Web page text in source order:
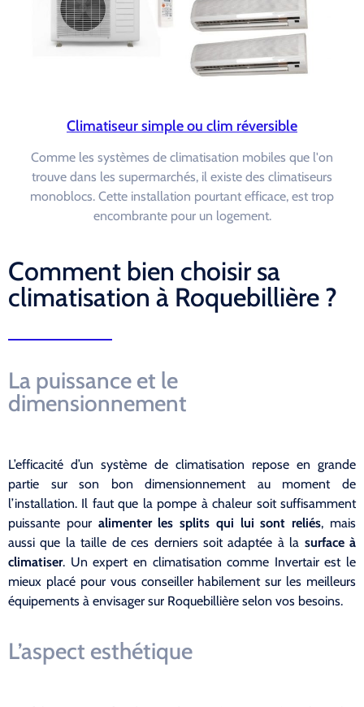
Climatiseur simple ou clim réversible
Comme les systèmes de climatisation mobiles que l'on
trouve dans les supermarchés, il existe des climatiseurs
monoblocs. Cette installation pourtant efficace, est trop
encombrante pour un logement.
Comment bien choisir sa
climatisation à Roquebillière ?
La puissance et le
dimensionnement
L’efficacité d’un système de climatisation repose en grande
partie sur son bon dimensionnement au moment de
l’installation. Il faut que la pompe à chaleur soit suffisamment
puissante pour alimenter les splits qui lui sont reliés, mais
aussi que la taille de ces derniers soit adaptée à la surface à
climatiser. Un expert en climatisation comme Invertair est le
mieux placé pour vous conseiller habilement sur les meilleurs
équipements à envisager sur Roquebillière selon vos besoins.
L’aspect esthétique